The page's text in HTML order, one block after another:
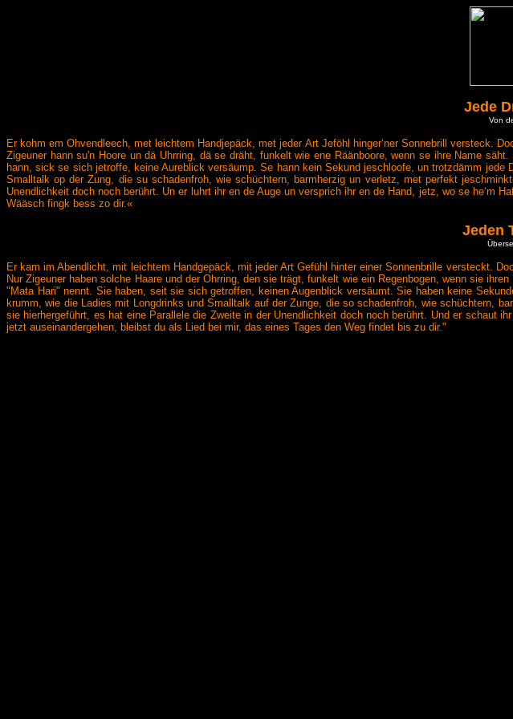
Jede
Von
Er kohm em Ohvendleech, met leichtem Handjepäck, met jeder Art Jeföhl hinger‘ner Sonnebrill versteck.
Zigeuner hann su'n Hoore un dä Uhrring, dä se dräht, funkelt wie ene Räänboore, wenn se ihre Name
hann, sick se sich jetroffe, keine Aureblick versäump. Se hann kein Sekund jeschloofe, un trotzdämm
Smalltalk op der Zung, die su schadenfroh, wie schüchtern, barmherzig un verletz, met perfekt
Unendlichkeit doch noch berührt. Un er luhrt ihr en de Auge un versprich ihr en de Hand, jetz, wo se he‘m
Wääsch fingk bess zo dir.«
Jeden
Er kam im Abendlicht, mit leichtem Handgepäck, mit jeder Art Gefühl hinter einer Sonnenbrille versteckt.
Nur Zigeuner haben solche Haare und der Ohrring, den sie trägt, funkelt wie ein Regenbogen, wenn sie
"Mata Hari" nennt. Sie haben, seit sie sich getroffen, keinen Augenblick versäumt. Sie haben keine
krumm, wie die Ladies mit Longdrinks und Smalltalk auf der Zunge, die so schadenfroh, wie schüchtern,
sie hierhergeführt, es hat eine Parallele die Zweite in der Unendlichkeit doch noch berührt. Und er schaut
jetzt auseinandergehen, bleibst du als Lied bei mir, das eines Tages den Weg findet bis zu dir."